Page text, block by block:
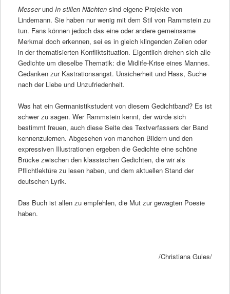
Messerund In stillen Nächtensind eigene Projekte von
Lindemann. Sie haben nur wenig mit dem Stil von Rammstein zu
tun. Fans können jedoch das eine oder andere gemeinsame
Merkmal doch erkennen, sei es in gleich klingenden Zeilen oder
in der thematisierten Konfliktsituation. Eigentlich drehen sich alle
Gedichte um dieselbe Thematik: die Midlife-Krise eines Mannes.
Gedanken zur Kastrationsangst. Unsicherheit und Hass, Suche
nach der Liebe und Unzufriedenheit.
Was hat ein Germanistikstudent von diesem Gedichtband? Es ist
schwer zu sagen. Wer Rammstein kennt, der würde sich
bestimmt freuen, auch diese Seite des Textverfassers der Band
kennenzulernen. Abgesehen von manchen Bildern und den
expressiven Illustrationen ergeben die Gedichte eine schöne
Brücke zwischen den klassischen Gedichten, die wir als
Pflichtlektüre zu lesen haben, und dem aktuellen Stand der
deutschen Lyrik.
Das Buch ist allen zu empfehlen, die Mut zur gewagten Poesie
haben.
/Christiana Gules/